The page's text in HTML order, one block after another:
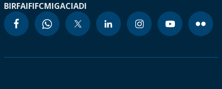
BIRFAIFIFCMIGACIADI